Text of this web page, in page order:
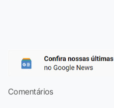
Comentários